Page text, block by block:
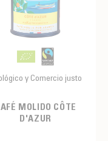
y Comercio justo
MOLIDO CÔTE
D'AZUR